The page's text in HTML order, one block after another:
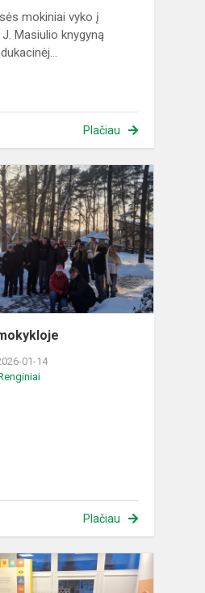
mokiniai vyko į
Masiulio knygyną
Plačiau
Gamtos
mokykloje
01-14
Plačiau
edukacija